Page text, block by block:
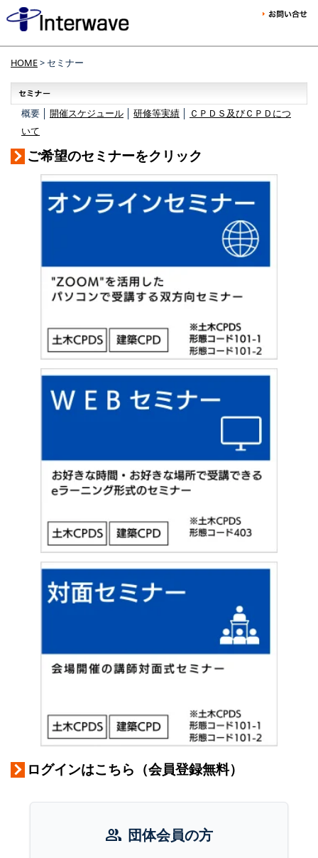
HOME> セミナー
概要 │ 開催スケジュール 研修等実績
ＣＰＤＳ及びＣＰＤにつ
いて
ご希望のセミナーをクリック
ログインはこちら（会員登録無料）
group 団体会員の方